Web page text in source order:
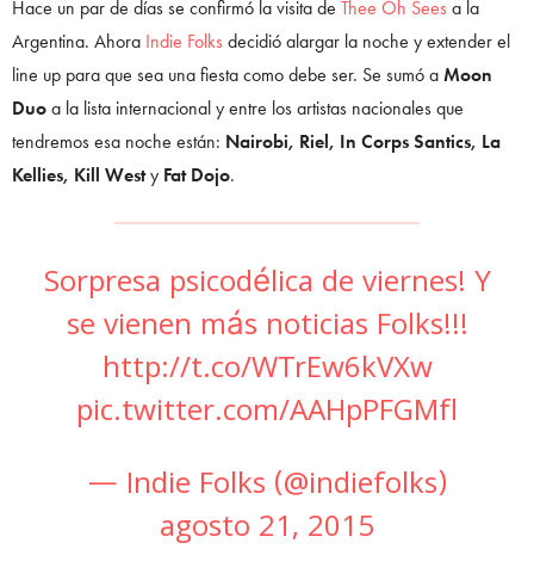
Hace un par de días se confirmó la visita de Thee Oh Sees a la
Argentina. Ahora Indie Folks decidió alargar la noche y extender el
line up para que sea una fiesta como debe ser. Se sumó aMoon
Duoa la lista internacional y entre los artistas nacionales que
tendremos esa noche están: Nairobi, Riel, In Corps Santics, La
Kellies, Kill Westy Fat Dojo.
Sorpresa psicodélica de viernes! Y
se vienen más noticias Folks!!!
http://t.co/WTrEw6kVXw
pic.twitter.com/AAHpPFGMfl
— Indie Folks (@indiefolks)
agosto 21, 2015